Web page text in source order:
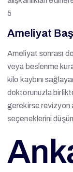
5
Ameliyat
Ameliyat sonrası
veya beslenme
kilo kaybını
doktorunuzla
gerekirse revizyon
seçeneklerini